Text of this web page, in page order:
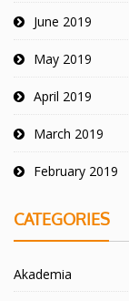
June 2019
May 2019
April 2019
March 2019
February 2019
CATEGORIES
Akademia